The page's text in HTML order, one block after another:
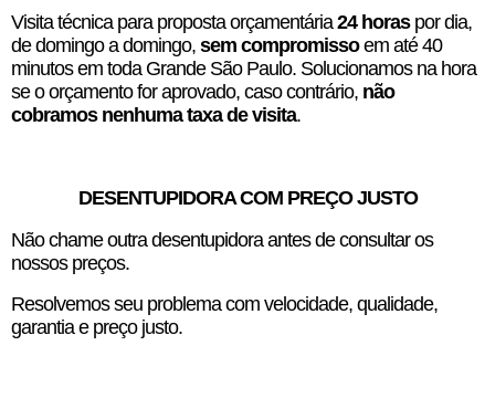
Visita técnica para proposta orçamentária24 horaspor dia,
de domingo a domingo, sem compromissoem até 40
minutos em toda Grande São Paulo. Solucionamos na hora
se o orçamento for aprovado, caso contrário, não
cobramos nenhuma taxa de visita.
DESENTUPIDORA COM PREÇO JUSTO
Não chame outra desentupidora antes de consultar os
nossos preços.
Resolvemos seu problema com velocidade, qualidade,
garantia e preço justo.